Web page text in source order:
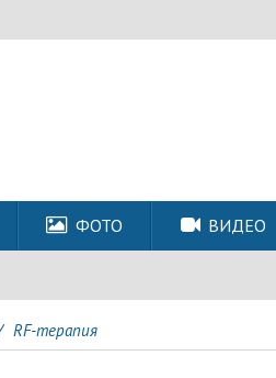
ФОТО ВИДЕО
RF-терапия